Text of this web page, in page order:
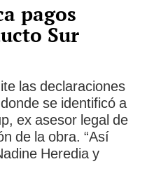
pagos
Sur
las declaraciones
se identificó a
ex asesor legal de
de la obra. “Así
Heredia y